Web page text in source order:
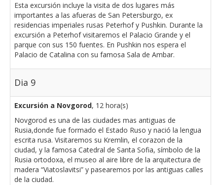
Esta excursión incluye la visita de dos lugares más
importantes a las afueras de San Petersburgo, ex
residencias imperiales rusas Peterhof y Pushkin. Durante la
excursión a Peterhof visitaremos el Palacio Grande y el
parque con sus 150 fuentes. En Pushkin nos espera el
Palacio de Catalina con su famosa Sala de Ambar.
Dia 9
Excursión a Novgorod, 12 hora(s)
Novgorod es una de las ciudades mas antiguas de
Rusia,donde fue formado el Estado Ruso y nació la lengua
escrita rusa. Visitaremos su Kremlin, el corazon de la
ciudad, y la famosa Catedral de Santa Sofia, símbolo de la
Rusia ortodoxa, el museo al aire libre de la arquitectura de
madera “Viatoslavitsi” y pasearemos por las antiguas calles
de la ciudad.